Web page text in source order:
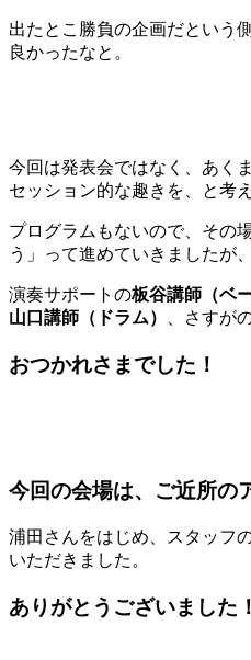
出たとこ勝負の企画だという
良かったなと。
今回は発表会ではなく、あく
セッション的な趣きを、と考
プログラムもないので、その
う」って進めていきましたが、
演奏サポートの板谷講師（ベー
山口講師（ドラム）
、さすが
おつかれさまでした！
今回の会場は、ご近所の
浦田さんをはじめ、スタッフ
いただきました。
ありがとうございました！